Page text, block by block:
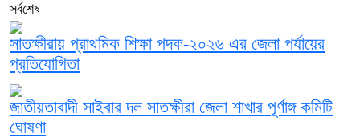
সর্বশেষ
সাতক্ষীরায় প্রাথমিক শিক্ষা পদক-২০২৬ এর জেলা পর্যায়ের
প্রতিযোগিতা
জাতীয়তাবাদী সাইবার দল সাতক্ষীরা জেলা শাখার পূর্ণাঙ্গ কমিটি
ঘোষণা